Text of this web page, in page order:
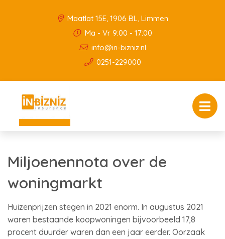
Maatlat 15E, 1906 BL, Limmen
Ma - Vr 9:00 - 17:00
info@in-bizniz.nl
0251-229000
Miljoenennota over de
woningmarkt
Huizenprijzen stegen in 2021 enorm. In augustus 2021
waren bestaande koopwoningen bijvoorbeeld 17,8
procent duurder waren dan een jaar eerder. Oorzaak